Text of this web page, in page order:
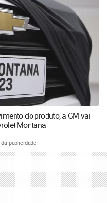
do produto, a GM vai
Montana
publicidade